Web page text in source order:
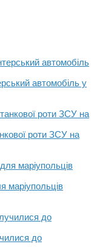
автомобіль у
роти ЗСУ на
маріупольців
до